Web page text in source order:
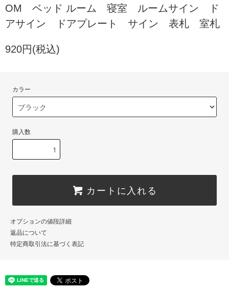
OM ベッド ルーム 寝室 ルームサイン ド
アサイン ドアプレート サイン 表札 室札
920円(税込)
カラー
購入数
カートに入れる
オプションの値段詳細
返品について
特定商取引法に基づく表記